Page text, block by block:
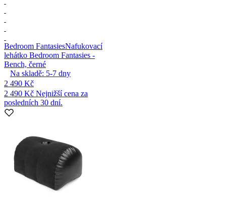
Bedroom FantasiesNafukovací
lehátko Bedroom Fantasies -
Bench, černé
Na skladě: 5-7 dny
2 490 Kč
2 490 Kč Nejnižší cena za
posledních 30 dní.